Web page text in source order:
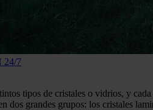
24/7
tipos de cristales o vidrios, y
dos grandes grupos: los cristales